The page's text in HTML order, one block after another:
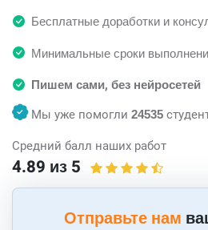
Бесплатные доработки и
Минимальные сроки
Пишем сами, без нейросетей
Мы уже помогли 24535
Средний балл наших работ
4.89 из 5
Отправьте нам